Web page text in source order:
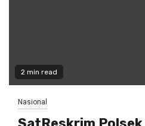
2 min read
Nasional